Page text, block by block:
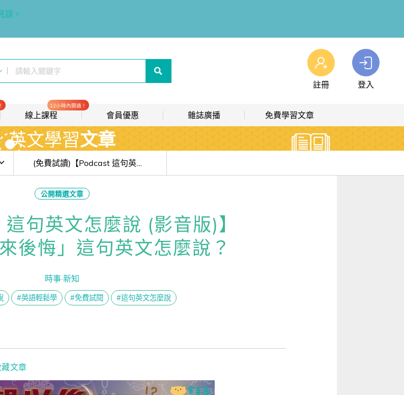
諒。
註冊 登入
線上課程
12小時內開通！
線上影音課程
會員優惠
歡迎加入常春藤
會員推薦分潤計畫
我的音檔收聽櫃new
會員升等辦法
熊贈點回饋辦法
雜誌廣播
高效學習計畫表
解析英語廣播
免費學習文章
熱門文章主題
文章分類
購物車0商品
英文學習文章
:
際報導：blaze、engulf、manslaughter 關鍵字解析
麼說 (影音版)】#282 這是一個不公平的比賽！
(免費試讀)【Podcast 這句英文怎麼說 (影音版)】#273「我不想以後再來後悔」這句英文怎麼說？
公開精選文章
句英文怎麼說 (影音版)】
後悔」這句英文怎麼說？
時事·新知
#英語輕鬆學 #免費試閱 #這句英文怎麼說
藏文章